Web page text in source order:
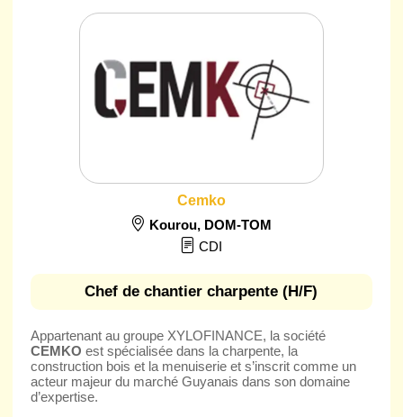
Cemko
Kourou, DOM-TOM
CDI
Chef de chantier charpente (H/F)
Appartenant au groupe XYLOFINANCE, la société
CEMKO est spécialisée dans la charpente, la
construction bois et la menuiserie et s’inscrit comme un
acteur majeur du marché Guyanais dans son domaine
d’expertise.